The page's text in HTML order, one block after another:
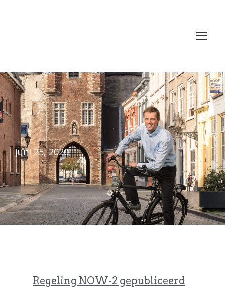
juni 25, 2020
Regeling NOW-2 gepubliceerd